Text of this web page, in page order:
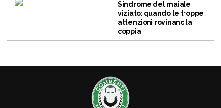
Sindrome del maiale
viziato: quando le troppe
attenzioni rovinano la
coppia